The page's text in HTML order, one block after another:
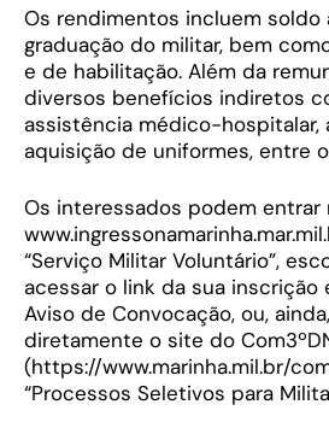
Os rendimentos incluem soldo
graduação do militar, bem
e de habilitação. Além da
diversos benefícios indiretos
assistência médico-hospitalar,
aquisição de uniformes, entre
Os interessados podem entrar
“Serviço Militar Voluntário”,
acessar o link da sua
Aviso de Convocação, ou,
diretamente o site do
(https://www.marinha.mil.br/
“Processos Seletivos para